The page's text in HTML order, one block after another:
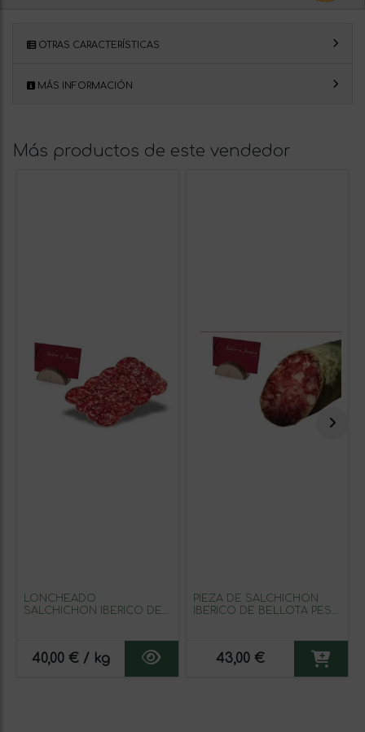
OTRAS CARACTERÍSTICAS
MÁS INFORMACIÓN
Más productos de este vendedor
LONCHEADO
SALCHICHON IBERICO DE
40,00 € / kg
PIEZA DE SALCHICHON
IBERICO DE BELLOTA PESO
43,00 €